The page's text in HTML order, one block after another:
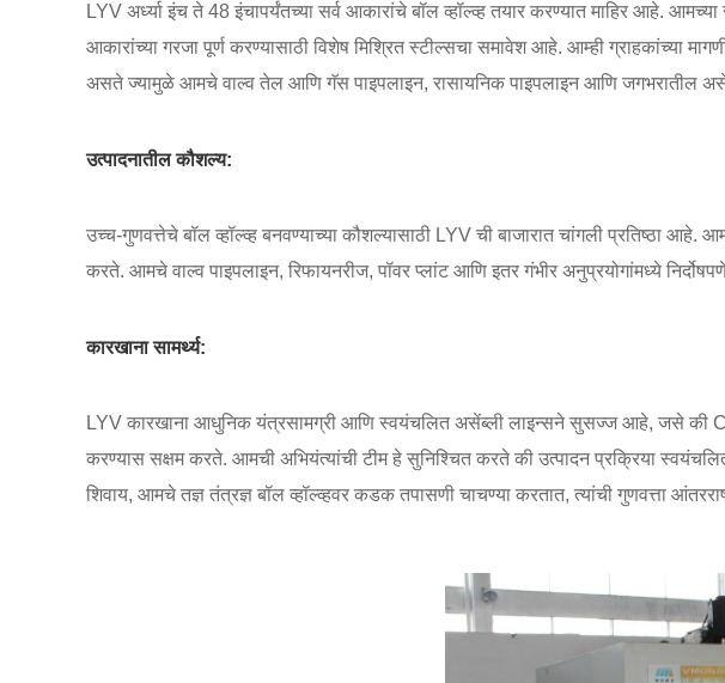
LYV अर्ध्या इंच ते 48 इंचापर्यंतच्या सर्व आकारांचे बॉल व्हॉल्व्ह तयार करण्यात माहिर आहे.
आकारांच्या गरजा पूर्ण करण्यासाठी विशेष मिश्रित स्टील्सचा समावेश आहे. आम्ही ग्राहकांच्या
असते ज्यामुळे आमचे वाल्व तेल आणि गॅस पाइपलाइन, रासायनिक पाइपलाइन आणि जगभरातील
उत्पादनातील कौशल्य:
उच्च-गुणवत्तेचे बॉल व्हॉल्व्ह बनवण्याच्या कौशल्यासाठी LYV ची बाजारात चांगली प्रतिष्ठा
करते. आमचे वाल्व पाइपलाइन, रिफायनरीज, पॉवर प्लांट आणि इतर गंभीर अनुप्रयोगांमध्ये
कारखाना सामर्थ्य:
LYV कारखाना आधुनिक यंत्रसामग्री आणि स्वयंचलित असेंब्ली लाइन्सने सुसज्ज आहे, जसे की
करण्यास सक्षम करते. आमची अभियंत्यांची टीम हे सुनिश्चित करते की उत्पादन प्रक्रिया
शिवाय, आमचे तज्ञ तंत्रज्ञ बॉल व्हॉल्व्हवर कडक तपासणी चाचण्या करतात, त्यांची गुणवत्ता